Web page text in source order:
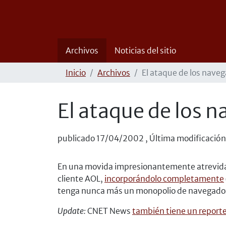
Archivos Noticias del sitio
Inicio
Archivos El ataque de los
El ataque de los
publicado 17/04/2002 , Última modificación
En una movida impresionantemente
cliente AOL, incorporándolo completamente
tenga nunca más un monopolio de
Update:CNET News también tiene un reporte